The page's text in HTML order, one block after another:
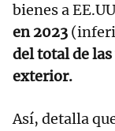
bienes a
en 2023
del total de
exterior.
Así, detalla